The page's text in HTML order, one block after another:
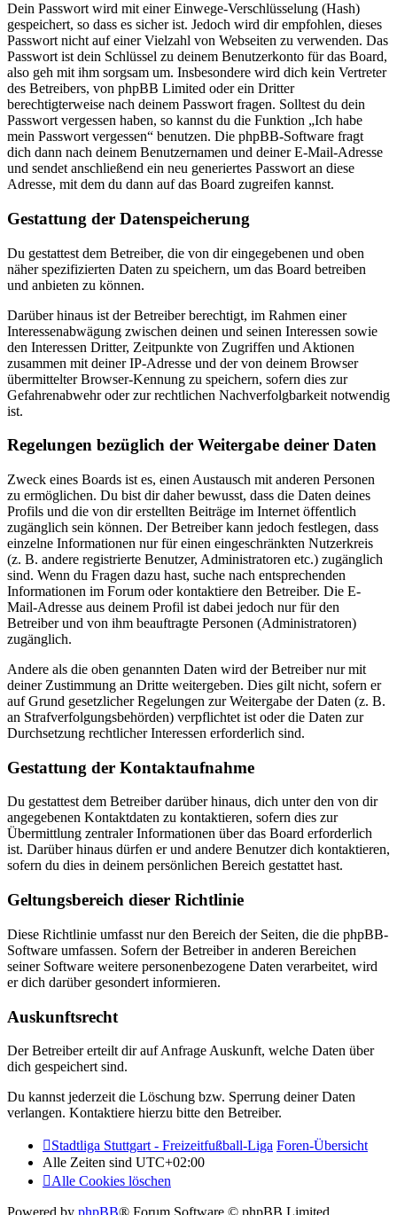
Dein Passwort wird mit einer Einwege-Verschlüsselung (Hash)
gespeichert, so dass es sicher ist. Jedoch wird dir empfohlen, dieses
Passwort nicht auf einer Vielzahl von Webseiten zu verwenden. Das
Passwort ist dein Schlüssel zu deinem Benutzerkonto für das Board,
also geh mit ihm sorgsam um. Insbesondere wird dich kein Vertreter
des Betreibers, von phpBB Limited oder ein Dritter
berechtigterweise nach deinem Passwort fragen. Solltest du dein
Passwort vergessen haben, so kannst du die Funktion „Ich habe
mein Passwort vergessen“ benutzen. Die phpBB-Software fragt
dich dann nach deinem Benutzernamen und deiner E-Mail-Adresse
und sendet anschließend ein neu generiertes Passwort an diese
Adresse, mit dem du dann auf das Board zugreifen kannst.
Gestattung der Datenspeicherung
Du gestattest dem Betreiber, die von dir eingegebenen und oben
näher spezifizierten Daten zu speichern, um das Board betreiben
und anbieten zu können.
Darüber hinaus ist der Betreiber berechtigt, im Rahmen einer
Interessenabwägung zwischen deinen und seinen Interessen sowie
den Interessen Dritter, Zeitpunkte von Zugriffen und Aktionen
zusammen mit deiner IP-Adresse und der von deinem Browser
übermittelter Browser-Kennung zu speichern, sofern dies zur
Gefahrenabwehr oder zur rechtlichen Nachverfolgbarkeit notwendig
ist.
Regelungen bezüglich der Weitergabe deiner Daten
Zweck eines Boards ist es, einen Austausch mit anderen Personen
zu ermöglichen. Du bist dir daher bewusst, dass die Daten deines
Profils und die von dir erstellten Beiträge im Internet öffentlich
zugänglich sein können. Der Betreiber kann jedoch festlegen, dass
einzelne Informationen nur für einen eingeschränkten Nutzerkreis
(z. B. andere registrierte Benutzer, Administratoren etc.) zugänglich
sind. Wenn du Fragen dazu hast, suche nach entsprechenden
Informationen im Forum oder kontaktiere den Betreiber. Die E-
Mail-Adresse aus deinem Profil ist dabei jedoch nur für den
Betreiber und von ihm beauftragte Personen (Administratoren)
zugänglich.
Andere als die oben genannten Daten wird der Betreiber nur mit
deiner Zustimmung an Dritte weitergeben. Dies gilt nicht, sofern er
auf Grund gesetzlicher Regelungen zur Weitergabe der Daten (z. B.
an Strafverfolgungsbehörden) verpflichtet ist oder die Daten zur
Durchsetzung rechtlicher Interessen erforderlich sind.
Gestattung der Kontaktaufnahme
Du gestattest dem Betreiber darüber hinaus, dich unter den von dir
angegebenen Kontaktdaten zu kontaktieren, sofern dies zur
Übermittlung zentraler Informationen über das Board erforderlich
ist. Darüber hinaus dürfen er und andere Benutzer dich kontaktieren,
sofern du dies in deinem persönlichen Bereich gestattet hast.
Geltungsbereich dieser Richtlinie
Diese Richtlinie umfasst nur den Bereich der Seiten, die die phpBB-
Software umfassen. Sofern der Betreiber in anderen Bereichen
seiner Software weitere personenbezogene Daten verarbeitet, wird
er dich darüber gesondert informieren.
Auskunftsrecht
Der Betreiber erteilt dir auf Anfrage Auskunft, welche Daten über
dich gespeichert sind.
Du kannst jederzeit die Löschung bzw. Sperrung deiner Daten
verlangen. Kontaktiere hierzu bitte den Betreiber.
Stadtliga Stuttgart - Freizeitfußball-Liga Foren-Übersicht
Alle Zeiten sind UTC+02:00
Alle Cookies löschen